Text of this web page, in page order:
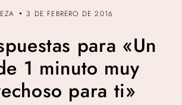
3 DE FEBRERO DE 2016
para «Un
1 minuto muy
para ti»